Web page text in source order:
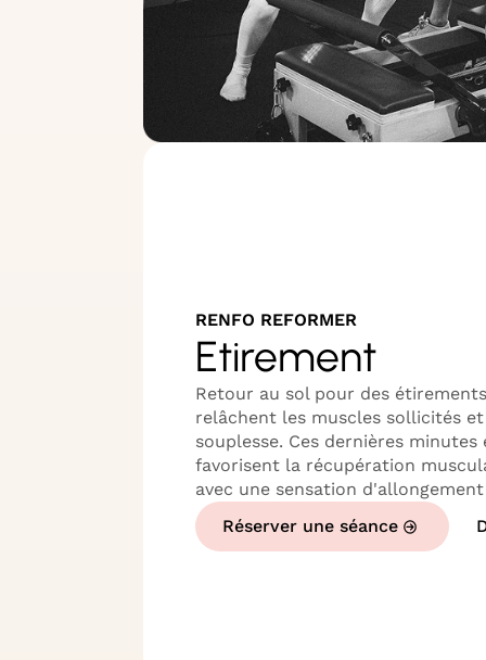
RENFO REFORMER
Etirement
Retour au sol pour des
relâchent les muscles sollicités
souplesse. Ces dernières minutes
favorisent la récupération
avec une sensation
Réserver une séance